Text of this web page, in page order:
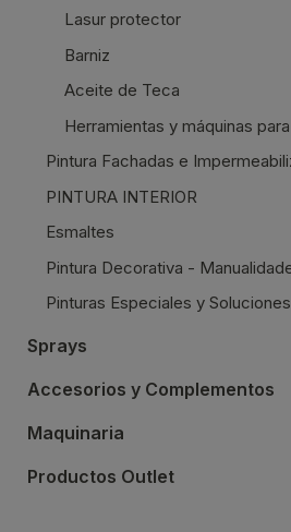
Lasur protector
Barniz
Aceite de Teca
Herramientas y máquinas
Pintura Fachadas e
PINTURA INTERIOR
Esmaltes
Pintura Decorativa -
Pinturas Especiales y Soluciones
Sprays
Accesorios y Complementos
Maquinaria
Productos Outlet